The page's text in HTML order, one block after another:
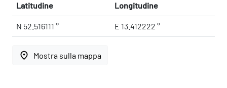
Latitudine Longitudine
N 52.516111 ° E 13.412222 °
place Mostra sulla mappa